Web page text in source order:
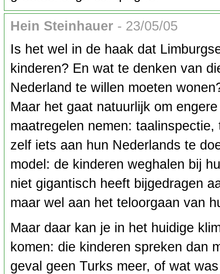
Hein Steinhauer - 23/05/05
Is het wel in de haak dat
kinderen? En wat te denken van
Nederland te willen moeten
Maar het gaat natuurlijk om
maatregelen nemen:
zelf iets aan hun Nederlands te
model: de kinderen weghalen bij
niet gigantisch heeft bijgedragen
maar wel aan het teloorgaan van
Maar daar kan je in het huidige
komen: die kinderen spreken dan
geval geen Turks meer, of wat